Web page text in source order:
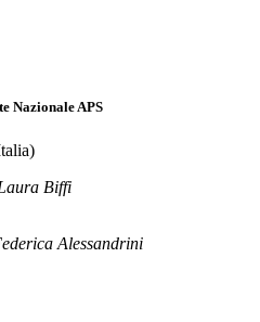
Nazionale APS
Biffi
Alessandrini